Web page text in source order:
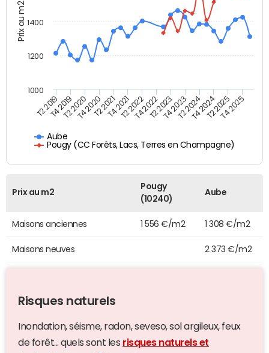
Prix au m2
Aube
Pougy (CC Forêts, Lacs, Terres en Champagne)
T2 2019T4 2019T2 2020T4 2020T2 2021T4 2021T2 2022T4 2022T2 2023T4 2023T2 2024T4 2024T2 2025T4 2025
1200
1400
1000
Prix au m2
Pougy
(10240)
Aube
Maisons anciennes 1 556 €/m2 1 308 €/m2
Maisons neuves 2 373 €/m2
Risques naturels
Inondation, séisme, radon, seveso, sol argileux, feux
de forêt... quels sont les risques naturels et